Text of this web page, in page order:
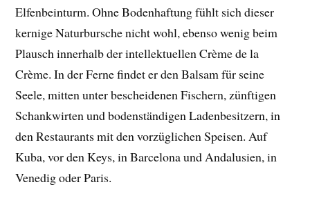
Elfenbeinturm. Ohne Bodenhaftung fühlt sich dieser
kernige Naturbursche nicht wohl, ebenso wenig beim
Plausch innerhalb der intellektuellen Crème de la
Crème. In der Ferne findet er den Balsam für seine
Seele, mitten unter bescheidenen Fischern, zünftigen
Schankwirten und bodenständigen Ladenbesitzern, in
den Restaurants mit den vorzüglichen Speisen. Auf
Kuba, vor den Keys, in Barcelona und Andalusien, in
Venedig oder Paris.